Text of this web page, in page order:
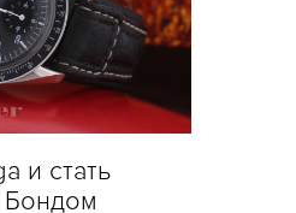
и стать